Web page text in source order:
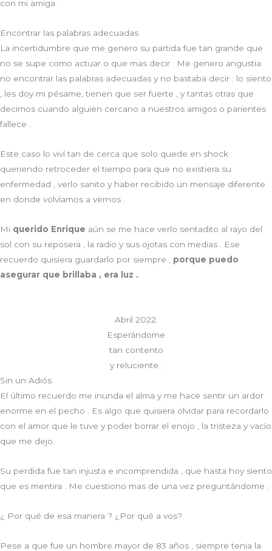
con mi amiga .
Encontrar las palabras adecuadas
La incertidumbre que me genero su partida fue tan grande que
no se supe como actuar o que mas decir . Me genero angustia
no encontrar las palabras adecuadas y no bastaba decir : lo siento
, les doy mi pésame, tienen que ser fuerte , y tantas otras que
decimos cuando alguien cercano a nuestros amigos o parientes
fallece .
Este caso lo viví tan de cerca que solo quede en shock
queriendo retroceder el tiempo para que no existiera su
enfermedad , verlo sanito y haber recibido un mensaje diferente
en donde volvíamos a vernos .
Mi querido Enrique aún se me hace verlo sentadito al rayo del
sol con su reposera , la radio y sus ojotas con medias . Ese
recuerdo quisiera guardarlo por siempre , porque puedo
asegurar que brillaba , era luz .
Abril 2022.
Esperándome
tan contento
y reluciente .
Sin un Adiós.
El último recuerdo me inunda el alma y me hace sentir un ardor
enorme en el pecho . Es algo que quisiera olvidar para recordarlo
con el amor que le tuve y poder borrar el enojo , la tristeza y vacío
que me dejo.
Su perdida fue tan injusta e incomprendida , que hasta hoy siento
que es mentira . Me cuestiono mas de una vez preguntándome :
¿ Por qué de esa manera ? ¿Por qué a vos?
Pese a que fue un hombre mayor de 83 años , siempre tenia la